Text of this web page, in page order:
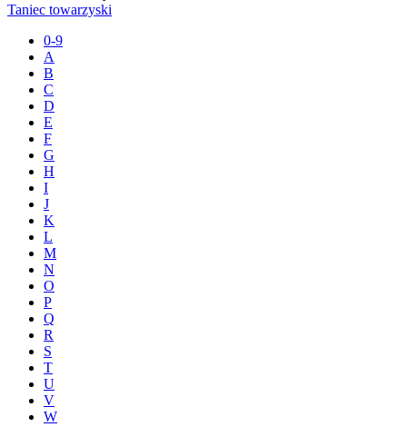
Taniec towarzyski
0-9
A
B
C
D
E
F
G
H
I
J
K
L
M
N
O
P
Q
R
S
T
U
V
W